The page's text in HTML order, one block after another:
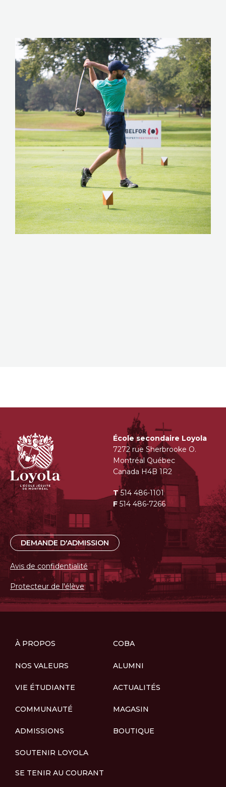
École secondaire Loyola
7272 rue Sherbrooke O.
Montréal Québec
Canada H4B 1R2
T514 486-1101
F 514 486-7266
DEMANDE D'ADMISSION
Avis de confidentialité
Protecteur de l'élève
À PROPOS
NOS VALEURS
VIE ÉTUDIANTE
COMMUNAUTÉ
ADMISSIONS
SOUTENIR LOYOLA
SE TENIR AU COURANT
COBA
ALUMNI
ACTUALITÉS
MAGASIN
BOUTIQUE